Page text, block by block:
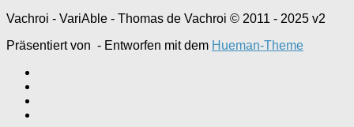
Vachroi - VariAble - Thomas de Vachroi © 2011 - 2025 v2
Präsentiert von - Entworfen mit dem Hueman-Theme